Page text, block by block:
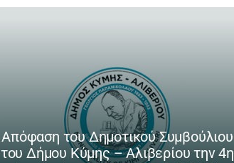
Απόφαση του Δημοτικού Συμβούλιου
του Δήμου Κύμης – Αλιβερίου την 4η